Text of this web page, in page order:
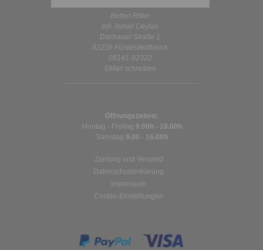
Betten Ritter
Inh. Ismail Ceylan
Dachauer Straße 1
82256 Fürstenfeldbruck
08141-92322
EMail schreiben
Öffnungszeiten:
Montag - Freitag 9.00h - 18.00h
Samstag 9.00 - 16.00h
Zahlung und Versand
Datenschutzerklärung
Impressum
Cookie-Einstellungen